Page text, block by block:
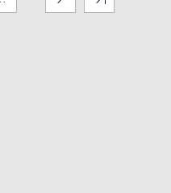
PALE ALEが柑橘系でとても好